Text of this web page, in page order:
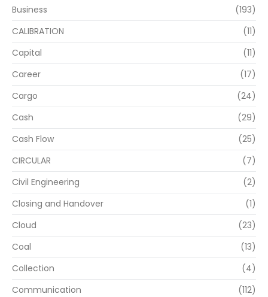
Business
(193)
CALIBRATION
(11)
Capital
(11)
Career
(17)
Cargo
(24)
Cash
(29)
Cash Flow
(25)
CIRCULAR
(7)
Civil Engineering
(2)
Closing and Handover
(1)
Cloud
(23)
Coal
(13)
Collection
(4)
Communication
(112)